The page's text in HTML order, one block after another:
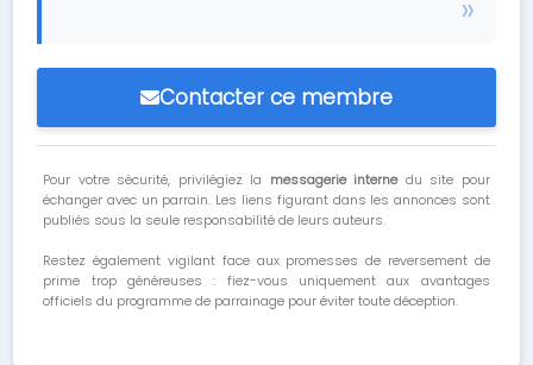
Contacter ce membre
Pour votre sécurité, privilégiez la messagerie internedu site pour
échanger avec un parrain. Les liens figurant dans les annonces sont
publiés sous la seule responsabilité de leurs auteurs.
Restez également vigilant face aux promesses de reversement de
prime trop généreuses : fiez-vous uniquement aux avantages
officiels du programme de parrainage pour éviter toute déception.